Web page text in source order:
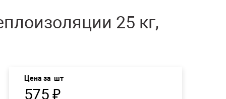
25 кг,
Цена за шт
575 ₽